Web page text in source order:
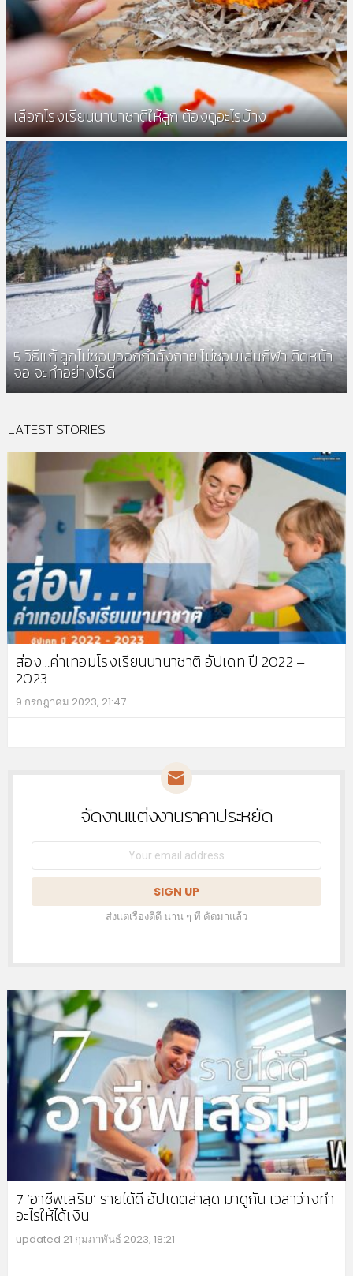
เลือกโรงเรียนนานาชาติให้ลูก ต้องดูอะไรบ้าง
5 วิธีแก้ ลูกไม่ชอบออกกำลังกาย ไม่ชอบเล่นกีฬา ติดหน้า
จอ จะทำอย่างไรดี
LATEST STORIES
ส่อง…ค่าเทอมโรงเรียนนานาชาติ อัปเดท ปี 2022 –
2023
9 กรกฎาคม 2023, 21:47
NEWSLETTERจัดงานแต่งงานราคาประหยัด
Email
ส่งแต่เรื่องดีดี นาน ๆ ที คัดมาแล้ว
7 ‘อาชีพเสริม’ รายได้ดี อัปเดตล่าสุด มาดูกัน เวลาว่างทำ
อะไรให้ได้เงิน
updated 21 กุมภาพันธ์ 2023, 18:21